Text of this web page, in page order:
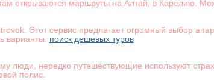
открываются маршруты на Алтай, в Карелию.
Этот сервис предлагает огромный выбор
варианты. поиск дешевых туров
люди, нередко путешествующие используют
полис.